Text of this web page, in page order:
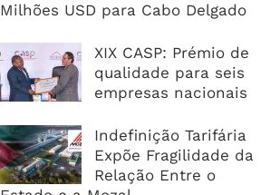
Milhões USD para Cabo Delgado
XIX CASP: Prémio de
qualidade para seis
empresas nacionais
Indefinição Tarifária
Expõe Fragilidade da
Relação Entre o